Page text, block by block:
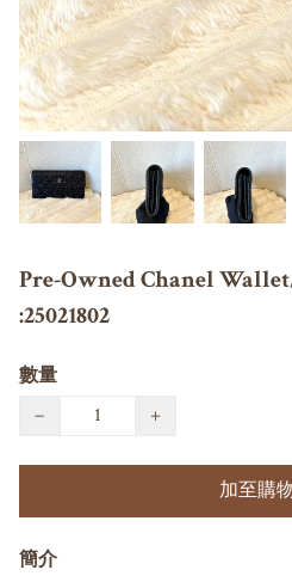
Pre-Owned Chanel
:25021802
數量
−
+
加至購
簡介